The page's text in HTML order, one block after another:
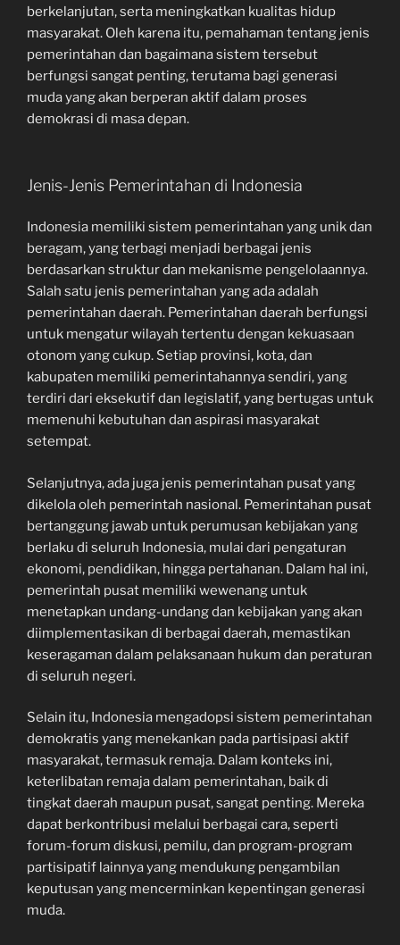
berkelanjutan, serta meningkatkan kualitas hidup
masyarakat. Oleh karena itu, pemahaman tentang jenis
pemerintahan dan bagaimana sistem tersebut
berfungsi sangat penting, terutama bagi generasi
muda yang akan berperan aktif dalam proses
demokrasi di masa depan.
Jenis-Jenis Pemerintahan di Indonesia
Indonesia memiliki sistem pemerintahan yang unik dan
beragam, yang terbagi menjadi berbagai jenis
berdasarkan struktur dan mekanisme pengelolaannya.
Salah satu jenis pemerintahan yang ada adalah
pemerintahan daerah. Pemerintahan daerah berfungsi
untuk mengatur wilayah tertentu dengan kekuasaan
otonom yang cukup. Setiap provinsi, kota, dan
kabupaten memiliki pemerintahannya sendiri, yang
terdiri dari eksekutif dan legislatif, yang bertugas untuk
memenuhi kebutuhan dan aspirasi masyarakat
setempat.
Selanjutnya, ada juga jenis pemerintahan pusat yang
dikelola oleh pemerintah nasional. Pemerintahan pusat
bertanggung jawab untuk perumusan kebijakan yang
berlaku di seluruh Indonesia, mulai dari pengaturan
ekonomi, pendidikan, hingga pertahanan. Dalam hal ini,
pemerintah pusat memiliki wewenang untuk
menetapkan undang-undang dan kebijakan yang akan
diimplementasikan di berbagai daerah, memastikan
keseragaman dalam pelaksanaan hukum dan peraturan
di seluruh negeri.
Selain itu, Indonesia mengadopsi sistem pemerintahan
demokratis yang menekankan pada partisipasi aktif
masyarakat, termasuk remaja. Dalam konteks ini,
keterlibatan remaja dalam pemerintahan, baik di
tingkat daerah maupun pusat, sangat penting. Mereka
dapat berkontribusi melalui berbagai cara, seperti
forum-forum diskusi, pemilu, dan program-program
partisipatif lainnya yang mendukung pengambilan
keputusan yang mencerminkan kepentingan generasi
muda.